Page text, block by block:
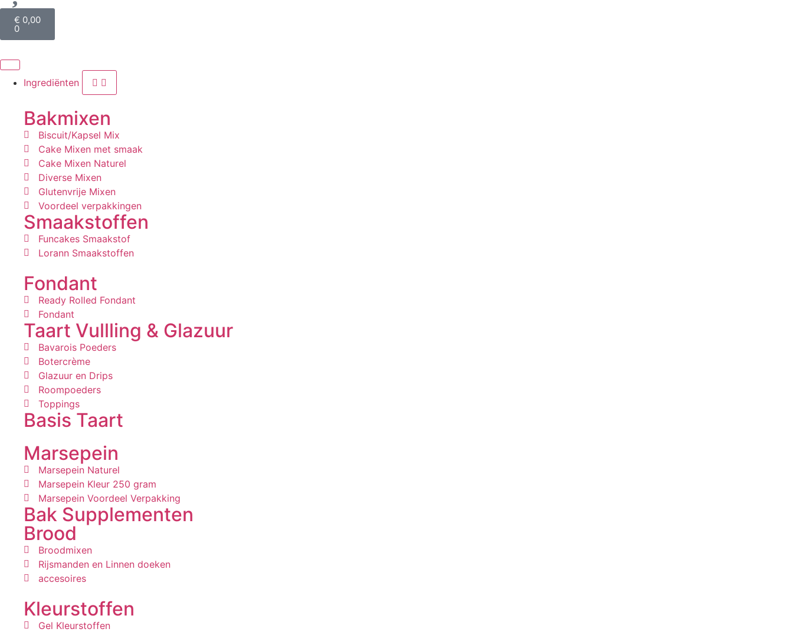
€ 0,00
0
Ingrediënten
Bakmixen
Biscuit/Kapsel Mix
Cake Mixen met smaak
Cake Mixen Naturel
Diverse Mixen
Glutenvrije Mixen
Voordeel verpakkingen
Smaakstoffen
Funcakes Smaakstof
Lorann Smaakstoffen
Fondant
Ready Rolled Fondant
Fondant
Taart Vullling & Glazuur
Bavarois Poeders
Botercrème
Glazuur en Drips
Roompoeders
Toppings
Basis Taart
Marsepein
Marsepein Naturel
Marsepein Kleur 250 gram
Marsepein Voordeel Verpakking
Bak Supplementen
Brood
Broodmixen
Rijsmanden en Linnen doeken
accesoires
Kleurstoffen
Gel Kleurstoffen